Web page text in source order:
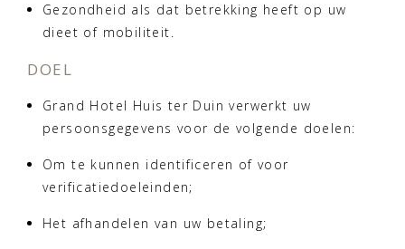
Gezondheid als dat betrekking heeft op uw
dieet of mobiliteit.
DOEL
Grand Hotel Huis ter Duin verwerkt uw
persoonsgegevens voor de volgende doelen:
Om te kunnen identificeren of voor
verificatiedoeleinden;
Het afhandelen van uw betaling;